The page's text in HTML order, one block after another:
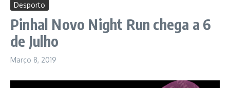
Desporto
Pinhal Novo Night Run chega a 6
de Julho
Março 8, 2019